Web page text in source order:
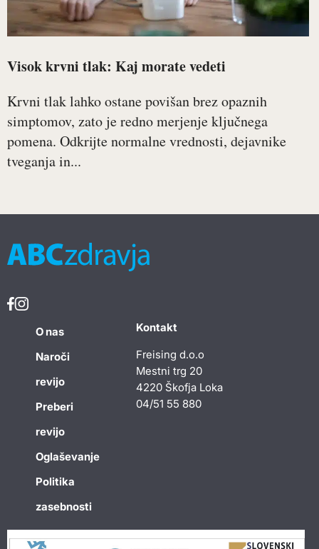
Visok krvni tlak: Kaj morate vedeti
Krvni tlak lahko ostane povišan brez opaznih
simptomov, zato je redno merjenje ključnega
pomena. Odkrijte normalne vrednosti, dejavnike
tveganja in...
O nas
Naroči
revijo
Preberi
revijo
Oglaševanje
Politika
zasebnosti
Kontakt
Freising d.o.o
Mestni trg 20
4220 Škofja Loka
04/51 55 880